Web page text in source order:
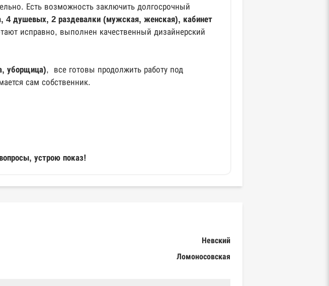
Есть возможность заключить долгосрочный
4 душевых, 2 раздевалки (мужская, женская), кабинет
исправно, выполнен качественный дизайнерский
уборщица), все готовы продолжить работу под
сам собственник.
устрою показ!
Невский
Ломоносовская